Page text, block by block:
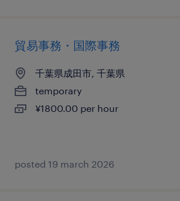
貿易事務・国際事務
千葉県成田市, 千葉県
temporary
¥1800.00 per hour
posted 19 march 2026